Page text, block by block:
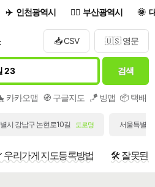
인천광역시 부산광역시
📥 CSV 🇺🇸 영문
검색
카카오맵 🧭 구글지도 🪁 빙맵 📦 택배/
시 강남구 논현로10길 도로명 서울특별
우리가게 지도등록방법 🛠️ 잘못된